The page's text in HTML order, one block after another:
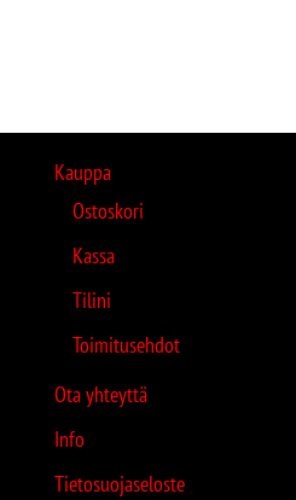
Kauppa
Ostoskori
Kassa
Tilini
Toimitusehdot
Ota yhteyttä
Info
Tietosuojaseloste